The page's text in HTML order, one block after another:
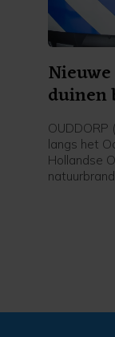
duinen
OUDDORP
langs het
Hollandse